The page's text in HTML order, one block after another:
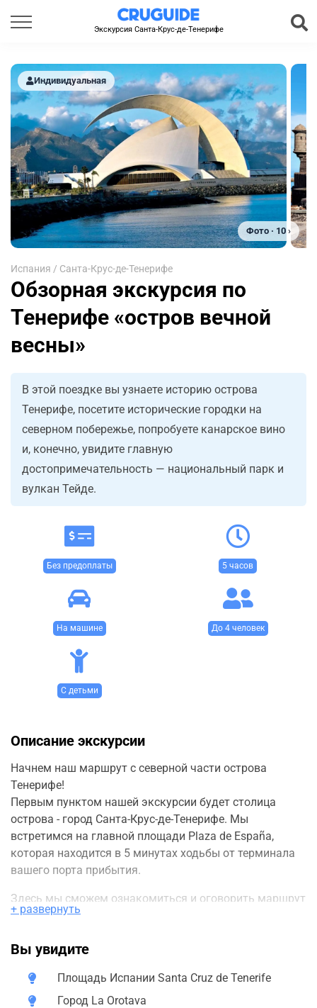
Экскурсия Санта-Крус-де-Тенерифе
Индивидуальная
Фото · 10 ›
Испания / Санта-Крус-де-Тенерифе
Обзорная экскурсия по
Тенерифе «остров вечной
весны»
В этой поездке вы узнаете историю острова
Тенерифе, посетите исторические городки на
северном побережье, попробуете канарское вино
и, конечно, увидите главную
достопримечательность — национальный парк и
вулкан Тейде.
Без предоплаты 5 часов
На машине До 4 человек
С детьми
Описание экскурсии
Начнем наш маршрут с северной части острова
Тенерифе!
Первым пунктом нашей экскурсии будет столица
острова - город Санта-Крус-де-Тенерифе. Мы
встретимся на главной площади Plaza de España,
которая находится в 5 минутах ходьбы от терминала
вашего порта прибытия.
Здесь мы сможем ознакомиться и оговорить маршрут
нашего путешествия, учитывая все детали экскурсии.
Затем мы отправимся в города Ла-Оротава, Пуэрто-де-
ла-Крус и Икод-де-лос-Винос. В ходе маршрута мы
сможем насладиться дегустацией канарского вина,
посетить смотровые площадки, побывать на пляже с
+ развернуть
Вы увидите
Площадь Испании Santa Cruz de Tenerife
Город La Orotava